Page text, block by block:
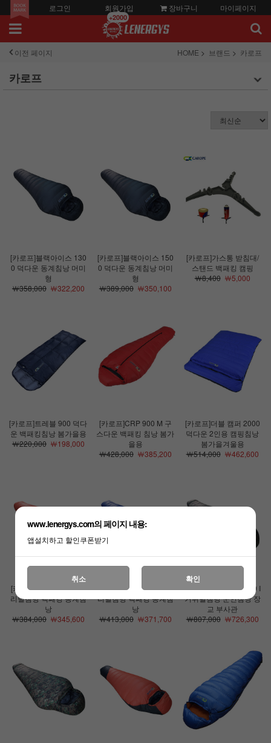
로그인 회원가입
+2000
장바구니 마이페이지
이전 페이지 HOME 브랜드 카로프
카로프
[카로프]블랙아이스 130
0 덕다운 동계침낭 머미
형
￦358,000￦322,200
[카로프]블랙아이스 150
0 덕다운 동계침낭 머미
형
￦389,000￦350,100
[카로프]가스통 받침대/
스탠드 백패킹 캠핑
￦8,400￦5,000
[카로프]트레블 900 덕다
운 백패킹침낭 봄가을용
￦220,000￦198,000
[카로프]CRP 900 M 구
스다운 백패킹 침낭 봄가
을용
￦428,000￦385,200
[카로프]더블 캠퍼 2000
덕다운 2인용 캠핑침낭
봄가을겨울용
￦514,000￦462,600
[카로프]데날리 1300 오
리털침낭 백패킹 동계침
낭
￦384,000￦345,600
[카로프]데날리 1500 오
리털침낭 백패킹 동계침
낭
￦413,000￦371,700
[카로프]밀리터리 1500 I
거위털침낭 군인침낭 장
교 부사관
￦807,000￦726,300
www.lenergys.com의 페이지 내용:
앱설치하고 할인쿠폰받기
취소 확인